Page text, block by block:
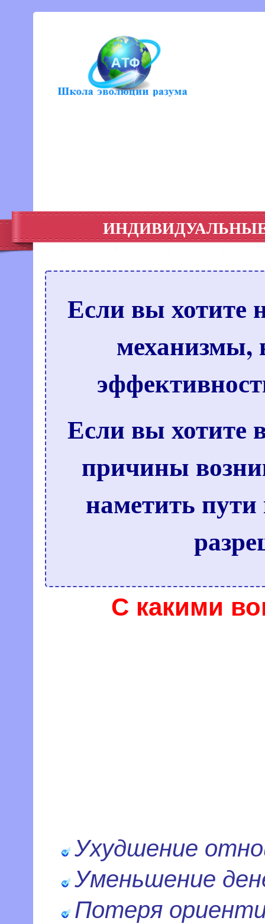
Если вы хотите
Если вы хотите
причины
наметить
С какими
Ухудшение
Уменьшение
Потеря